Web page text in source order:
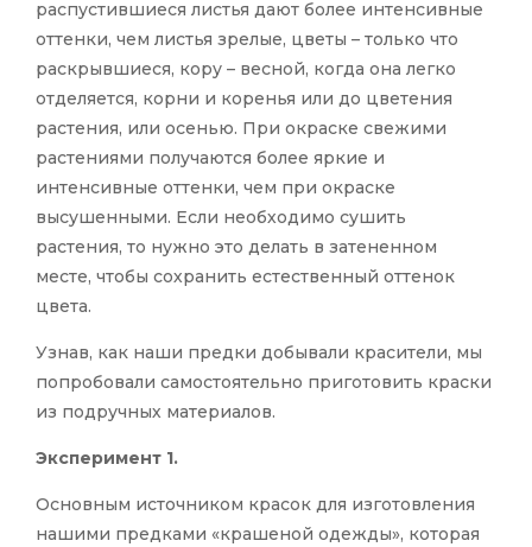
распустившиеся листья дают более интенсивные
оттенки, чем листья зрелые, цветы – только что
раскрывшиеся, кору – весной, когда она легко
отделяется, корни и коренья или до цветения
растения, или осенью. При окраске свежими
растениями получаются более яркие и
интенсивные оттенки, чем при окраске
высушенными. Если необходимо сушить
растения, то нужно это делать в затененном
месте, чтобы сохранить естественный оттенок
цвета.
Узнав, как наши предки добывали красители, мы
попробовали самостоятельно приготовить краски
из подручных материалов.
Эксперимент 1.
Основным источником красок для изготовления
нашими предками «крашеной одежды», которая